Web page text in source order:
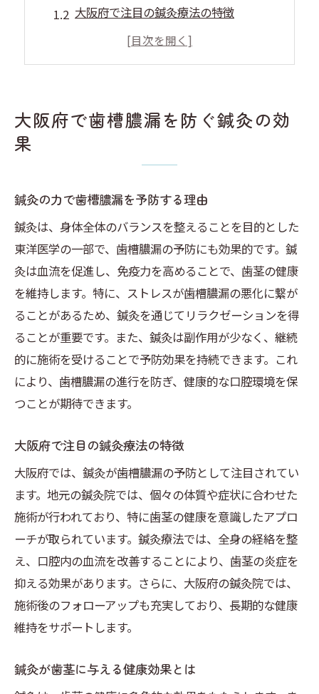
大阪府で注目の鍼灸療法の特徴
鍼灸が歯茎に与える健康効果とは
歯槽膿漏予防に効果的な鍼灸の役割
鍼灸施術がもたらす口腔環境の変化
歯槽膿漏予防に役立つ鍼灸テクニック
大阪で行う鍼灸施術の選び方
鍼灸による歯茎ケアの実践方法
歯槽膿漏を防ぐ鍼灸の頻度とは
鍼灸の効果を高める日常的なケア
大阪府での鍼灸と歯槽膿漏の関係
歯槽膿漏改善における鍼灸の役割
大阪府で人気の鍼灸療法とは
歯槽膿漏治療で注目の鍼灸技術
鍼灸が歯肉の健康をどうサポートするか
歯槽膿漏対策における鍼灸の利点
鍼灸で健康な歯茎を手に入れる
鍼灸で強い歯茎を育てる方法
健康な歯茎を維持する鍼灸施術
大阪で選ばれる鍼灸の特徴とは
歯茎の健康に効果的な鍼灸テクニック
歯槽膿漏の予防に鍼灸が効く理由
鍼灸がもたらす歯茎の健康維持
歯槽膿漏に対抗する鍼灸の活用法
大阪府で歯槽膿漏を防ぐ鍼灸の効
果
鍼灸の力で歯槽膿漏を予防する理由
鍼灸は、身体全体のバランスを整えることを目的とした
東洋医学の一部で、歯槽膿漏の予防にも効果的です。鍼
灸は血流を促進し、免疫力を高めることで、歯茎の健康
を維持します。特に、ストレスが歯槽膿漏の悪化に繋が
ることがあるため、鍼灸を通じてリラクゼーションを得
ることが重要です。また、鍼灸は副作用が少なく、継続
的に施術を受けることで予防効果を持続できます。これ
により、歯槽膿漏の進行を防ぎ、健康的な口腔環境を保
つことが期待できます。
大阪府で注目の鍼灸療法の特徴
大阪府では、鍼灸が歯槽膿漏の予防として注目されてい
ます。地元の鍼灸院では、個々の体質や症状に合わせた
施術が行われており、特に歯茎の健康を意識したアプロ
ーチが取られています。鍼灸療法では、全身の経絡を整
え、口腔内の血流を改善することにより、歯茎の炎症を
抑える効果があります。さらに、大阪府の鍼灸院では、
施術後のフォローアップも充実しており、長期的な健康
維持をサポートします。
鍼灸が歯茎に与える健康効果とは